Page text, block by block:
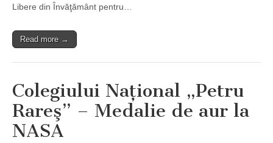
Libere din Învăţământ pentru…
Read more →
Colegiului Naţional „Petru
Rareş” – Medalie de aur la
NASA